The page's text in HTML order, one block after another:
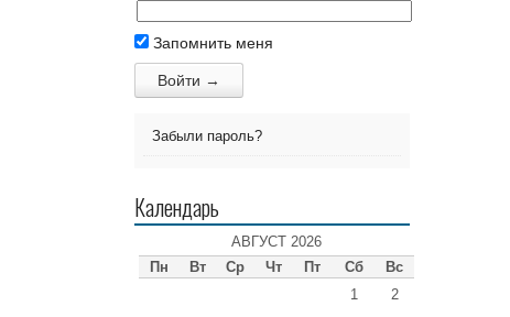
Запомнить меня
Забыли пароль?
Календарь
АВГУСТ 2026
Пн
Вт Ср Чт Пт Сб Вс
1
2